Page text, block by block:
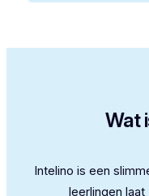
Wat
Intelino is een
leerlingen